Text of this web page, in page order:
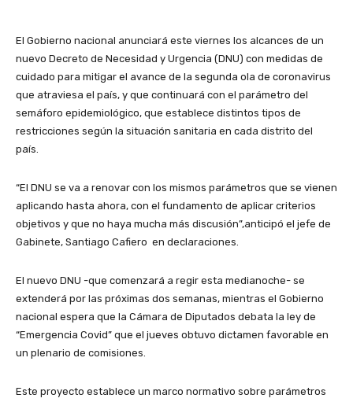
El Gobierno nacional anunciará este viernes los alcances de un
nuevo Decreto de Necesidad y Urgencia (DNU) con medidas de
cuidado para mitigar el avance de la segunda ola de coronavirus
que atraviesa el país, y que continuará con el parámetro del
semáforo epidemiológico, que establece distintos tipos de
restricciones según la situación sanitaria en cada distrito del
país.
“El DNU se va a renovar con los mismos parámetros que se vienen
aplicando hasta ahora, con el fundamento de aplicar criterios
objetivos y que no haya mucha más discusión”,anticipó el jefe de
Gabinete, Santiago Cafiero en declaraciones.
El nuevo DNU -que comenzará a regir esta medianoche- se
extenderá por las próximas dos semanas, mientras el Gobierno
nacional espera que la Cámara de Diputados debata la ley de
“Emergencia Covid” que el jueves obtuvo dictamen favorable en
un plenario de comisiones.
Este proyecto establece un marco normativo sobre parámetros